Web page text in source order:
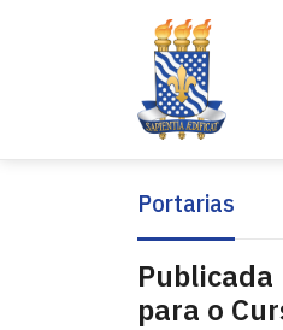
Portarias
Publicada
para o